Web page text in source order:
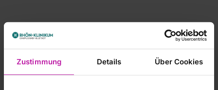
Zustimmung Details Über Cookies
Klinik für Anästhesiologie und Intensivmedizin
Von-Guttenberg-Straße 11
97616 Bad Neustadt a. d. Saale